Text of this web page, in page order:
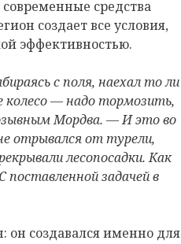
средства
создает все условия,
эффективностью.
с поля, наехал то ли
колесо — надо тормозить,
Мордва. — И это во
отрывался от турели,
лесопосадки. Как
задачей в
он создавался именно для